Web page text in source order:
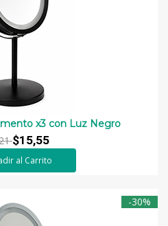
x3 con Luz Negro
$15,55
al Carrito
-30%